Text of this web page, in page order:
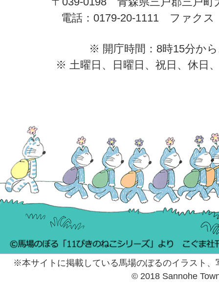
電話：0179-20-1111 ファクス
※ 開庁時間：8時15分か
※ 土曜日、日曜日、祝日、休日
※本サイトに掲載している馬場のぼるのイラスト
© 2018 Sannohe